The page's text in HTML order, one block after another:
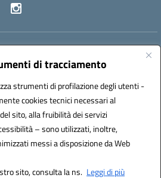
di tracciamento
strumenti di profilazione degli utenti -
cookies tecnici necessari al
sito, alla fruibilità dei servizi
– sono utilizzati, inoltre,
messi a disposizione da Web
sito, consulta la ns. Leggi di più
fgpc180008@istruzione.it
(IPA): lzcc
by 3D Solution S.r.l.